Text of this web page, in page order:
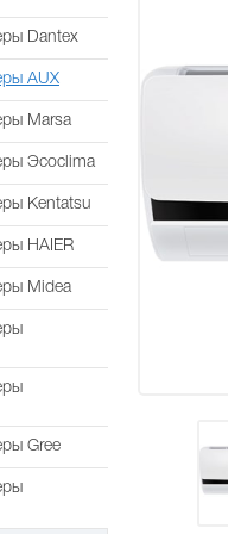
Dantex
AUX
Marsa
Эcoclima
Kentatsu
HAIER
Midea
Gree